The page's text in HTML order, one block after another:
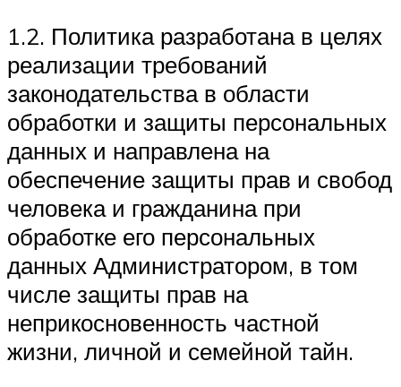
1.2. Политика разработана в целях
реализации требований
законодательства в области
обработки и защиты персональных
данных и направлена на
обеспечение защиты прав и свобод
человека и гражданина при
обработке его персональных
данных Администратором, в том
числе защиты прав на
неприкосновенность частной
жизни, личной и семейной тайн.